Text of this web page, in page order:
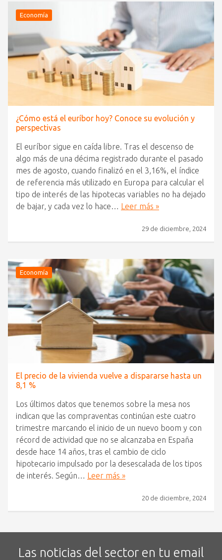
Economía
¿Cómo está el euríbor hoy? Conoce su evolución y
perspectivas
El euríbor sigue en caída libre. Tras el descenso de
algo más de una décima registrado durante el pasado
mes de agosto, cuando finalizó en el 3,16%, el índice
de referencia más utilizado en Europa para calcular el
tipo de interés de las hipotecas variables no ha dejado
de bajar, y cada vez lo hace… Leer más »
29 de diciembre, 2024
Economía
El precio de la vivienda vuelve a dispararse hasta un
8,1 %
Los últimos datos que tenemos sobre la mesa nos
indican que las compraventas continúan este cuatro
trimestre marcando el inicio de un nuevo boom y con
récord de actividad que no se alcanzaba en España
desde hace 14 años, tras el cambio de ciclo
hipotecario impulsado por la desescalada de los tipos
de interés. Según… Leer más »
20 de diciembre, 2024
Las noticias del sector en tu email